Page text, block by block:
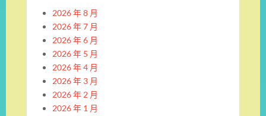
2026 年 8 月
2026 年 7 月
2026 年 6 月
2026 年 5 月
2026 年 4 月
2026 年 3 月
2026 年 2 月
2026 年 1 月